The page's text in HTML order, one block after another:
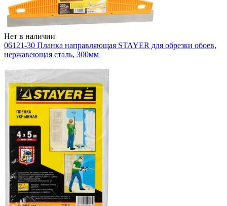
Нет в наличии
06121-30 Планка направляющая STAYER для обрезки обоев,
нержавеющая сталь, 300мм